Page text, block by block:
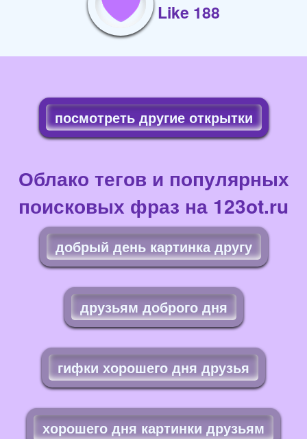
Like 188
посмотреть другие открытки
Облако тегов и популярных
поисковых фраз на 123ot.ru
добрый день картинка другу
друзьям доброго дня
гифки хорошего дня друзья
хорошего дня картинки друзьям